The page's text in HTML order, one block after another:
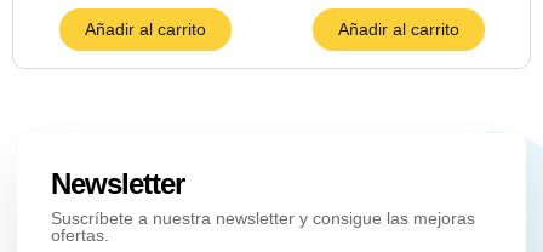
Añadir al carrito Añadir al carrito
Newsletter
Suscríbete a nuestra newsletter y consigue las mejoras
ofertas.